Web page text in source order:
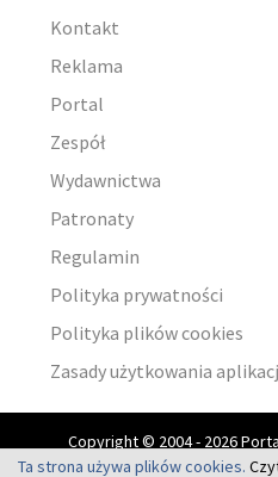
Kontakt
Reklama
Portal
Zespół
Wydawnictwa
Patronaty
Regulamin
Polityka prywatności
Polityka plików cookies
Zasady użytkowania
Copyright © 2004 - 2026
Ta strona używa plików cookies.